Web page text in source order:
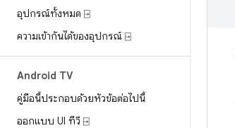
อุปกรณ์ทั้งหมด ⍈
ความเข้ากันได้ของอุปกรณ์ ⍈
Android TV
คู่มือนี้ประกอบด้วยหัวข้อต่อไปนี้
ออกแบบ UI ทีวี ⍈